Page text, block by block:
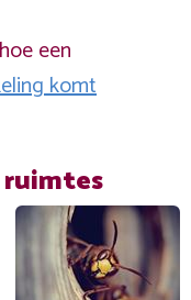
een
komt